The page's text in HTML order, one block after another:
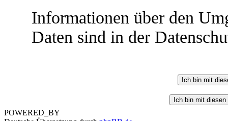
Informationen über den
Daten sind in der
POWERED_BY